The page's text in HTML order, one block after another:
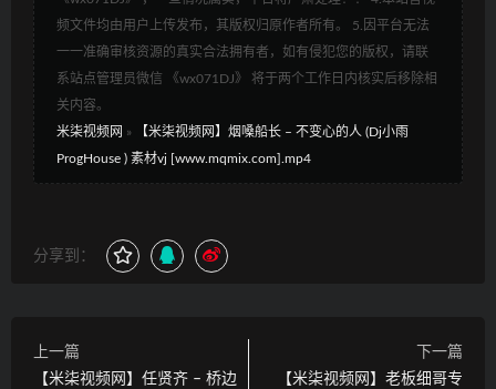
频文件均由用户上传发布，其版权归原作者所有。 5.因平台无法
一一准确审核资源的真实合法拥有者，如有侵犯您的版权，请联
系站点管理员微信 《wx071DJ》 将于两个工作日内核实后移除相
关内容。
米柒视频网 »
【米柒视频网】烟嗓船长 – 不变心的人 (Dj小雨
ProgHouse ) 素材vj [www.mqmix.com].mp4
分享到：
上一篇
【米柒视频网】任贤齐 – 桥边
下一篇
【米柒视频网】老板细哥专